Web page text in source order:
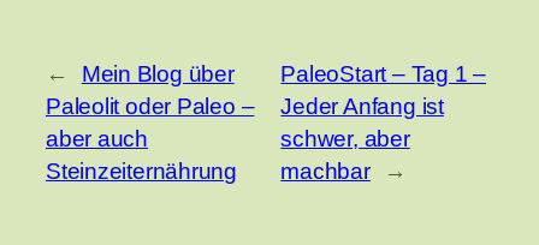
←
Mein Blog über
Paleolit oder Paleo –
aber auch
Steinzeiternährung
PaleoStart – Tag 1 –
Jeder Anfang ist
schwer, aber
machbar
→